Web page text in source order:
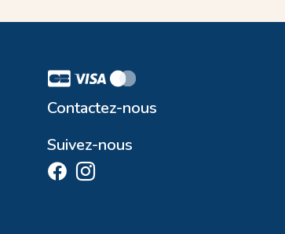
Contactez-nous
Suivez-nous